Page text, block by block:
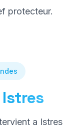
protecteur.
Istres
a Istres